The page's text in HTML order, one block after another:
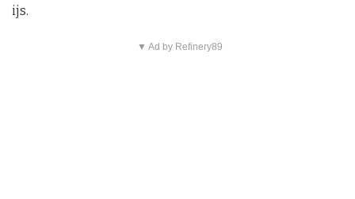
ijs.
▼ Ad by Refinery89